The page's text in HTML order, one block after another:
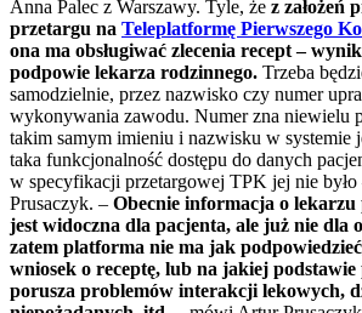
Anna Palec z Warszawy. Tyle, że z założeń
przetargu na Teleplatformę Pierwszego
ona ma obsługiwać zlecenia recept –
podpowie lekarza rodzinnego. Trzeba
samodzielnie, przez nazwisko czy numer
wykonywania zawodu. Numer zna niewielu
takim samym imieniu i nazwisku w systemie
taka funkcjonalność dostępu do danych
w specyfikacji przetargowej TPK jej nie
Prusaczyk. – Obecnie informacja o
jest widoczna dla pacjenta, ale już nie dla
zatem platforma nie ma jak
wniosek o receptę, lub na jakiej podstawie
porusza problemów interakcji lekowych,